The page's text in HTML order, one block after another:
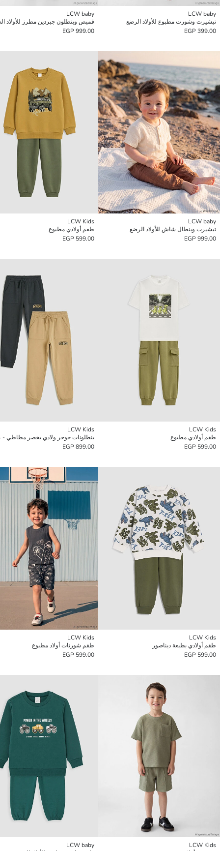
LCW baby
تيشيرت وشورت مطبوع للأولاد الرضع
399.00 EGP
LCW baby
قميص وبنطلون جبردين مطرز للأولاد
999.00 EGP
LCW baby
تيشيرت وبنطال شاش للأولاد الرضع
999.00 EGP
LCW Kids
طقم أولادي مطبوع
599.00 EGP
LCW Kids
طقم أولادي مطبوع
599.00 EGP
LCW Kids
899.00 EGP
LCW Kids
طقم أولادي بطبعة ديناصور
599.00 EGP
LCW Kids
طقم شورتات أولاد مطبوع
599.00 EGP
LCW Kids
LCW baby